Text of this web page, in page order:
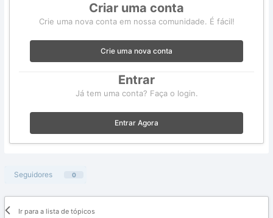
Criar uma conta
Crie uma nova conta em nossa comunidade. É fácil!
Crie uma nova conta
Entrar
Já tem uma conta? Faça o login.
Entrar Agora
Seguidores 0
Ir para a lista de tópicos